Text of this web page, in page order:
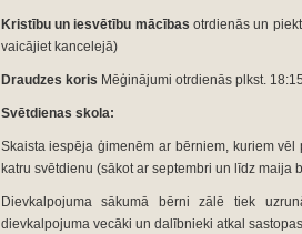
Kristību un iesvētību mācības otrdienās un
vaicājiet kancelejā)
Draudzes koris Mēģinājumi otrdienās plkst.
Svētdienas skola:
Skaista iespēja ģimenēm ar bērniem, kuriem
katru svētdienu (sākot ar septembri un līdz maija
Dievkalpojuma sākumā bērni zālē tiek
dievkalpojuma vecāki un dalībnieki atkal